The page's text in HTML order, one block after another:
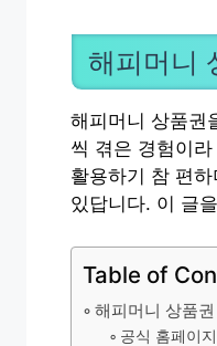
해피머니
해피머니 상품권
씩 겪은 경험이
활용하기 참 편
있답니다. 이 글
Table of
해피머니 상품
공식 홈페이